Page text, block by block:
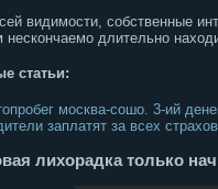
видимости, собственные
нескончаемо длительно
статьи:
москва-сошо. 3-ий
заплатят за всех
лихорадка только